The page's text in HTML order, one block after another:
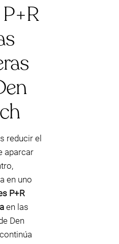
reducir el
aparcar
en uno
P+R
en las
Den